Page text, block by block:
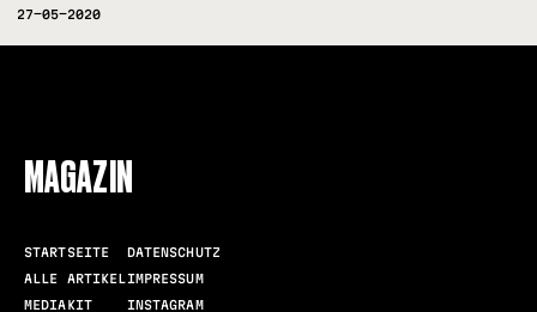
27-05-2020
MAGAZIN
STARTSEITE
ALLE ARTIKEL
MEDIAKIT
DATENSCHUTZ
IMPRESSUM
INSTAGRAM